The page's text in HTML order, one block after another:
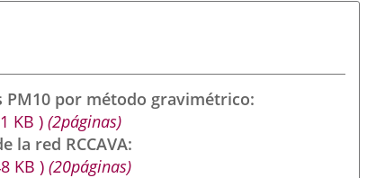
por método gravimétrico
KB) (2páginas)
la red RCCAVA
KB) (20páginas)